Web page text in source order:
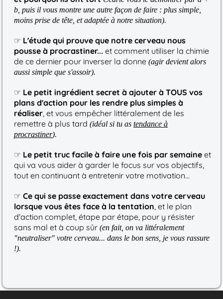
b, puis il vous montre une autre façon de faire : plus simple,
moins prise de tête, et adaptée à notre situation).
☞ L'étude qui prouve que notre cerveau nous
pousse à procrastiner... et comment utiliser la chimie
de ce dernier pour inverser la donne (agir devient alors
aussi simple que s'assoir).
☞ Le petit ingrédient secret à ajouter à TOUS vos
plans d'action pour les rendre plus simples à
réaliser , et vous empêcher littéralement de les
remettre à plus tard (idéal si tu as tendance à
procrastiner).
☞ Le petit truc facile à faire une fois par semaine et
qui va vous aider à garder le focus sur vos objectifs,
tout en continuant à entretenir votre motivation...
☞ Ce qui se passe exactement dans votre cerveau
lorsque vous êtes face à la tentation , et le plan
d'action complet, étape par étape, pour y résister
sans mal et à coup sûr (en fait, on va littéralement
"neutraliser" votre cerveau... dans le bon sens, je vous rassure
!).